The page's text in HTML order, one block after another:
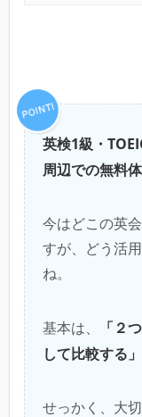
英検1級・
周辺での無料
今はどこの英
すが、どう活
ね。
基本は、
「２
して比較する」
せっかく、大